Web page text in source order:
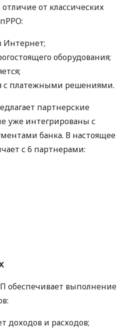
от классических
Интернет;
оборудования;
с платежными решениями.
партнерские
уже интегрированы с
банка. В настоящее
с 6 партнерами:
обеспечивает выполнение
доходов и расходов;